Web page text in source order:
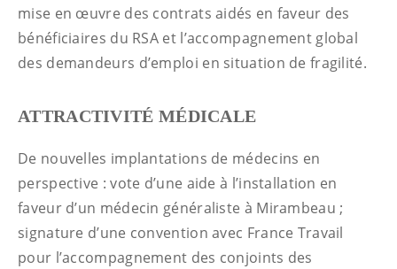
mise en œuvre des contrats aidés en faveur des
bénéficiaires du RSA et l’accompagnement global
des demandeurs d’emploi en situation de fragilité.
ATTRACTIVITÉ MÉDICALE
De nouvelles implantations de médecins en
perspective : vote d’une aide à l’installation en
faveur d’un médecin généraliste à Mirambeau ;
signature d’une convention avec France Travail
pour l’accompagnement des conjoints des